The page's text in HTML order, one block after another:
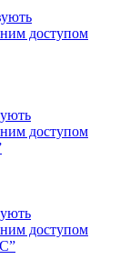
доступом
доступом
доступом